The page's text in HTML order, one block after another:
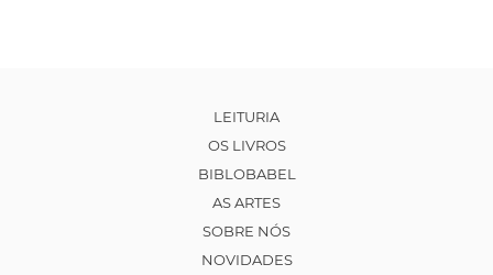
LEITURIA
OS LIVROS
BIBLOBABEL
AS ARTES
SOBRE NÓS
NOVIDADES